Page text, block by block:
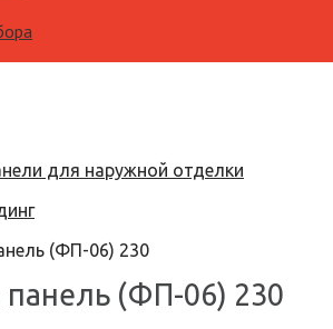
для наружной отделки
(ФП-06) 230
(ФП-06) 230